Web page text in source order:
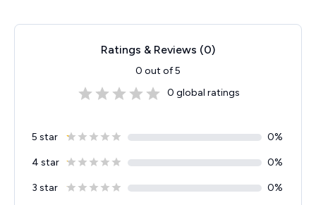
Ratings & Reviews (0)
0 out of 5
0 global ratings
5 star 0%
4 star 0%
3 star 0%